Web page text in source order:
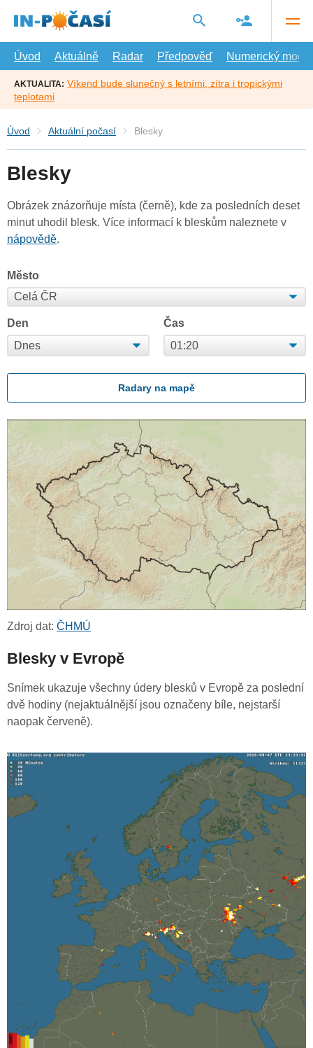
hlavní
Úvod
Aktuálně Radar Předpověď Numerický model
AKTUALITA: Víkend bude slunečný s letními, zítra i tropickými
teplotami
Úvod Aktuální počasí Blesky
Blesky
Obrázek znázorňuje místa (černě), kde za posledních deset
minut uhodil blesk. Více informací k bleskům naleznete v
nápovědě.
Město
Den Čas
Radary na mapě
Zdroj dat: ČHMÚ
Blesky v Evropě
Snímek ukazuje všechny údery blesků v Evropě za poslední
dvě hodiny (nejaktuálnější jsou označeny bíle, nejstarší
naopak červeně).